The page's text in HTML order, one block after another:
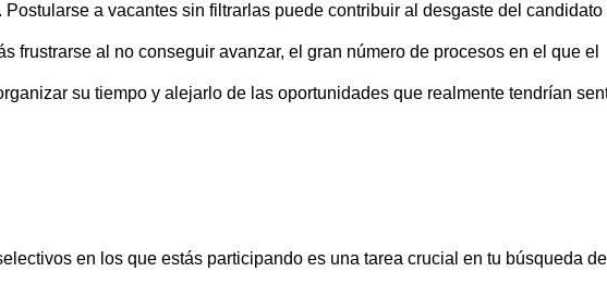
a vacantes sin filtrarlas puede contribuir al desgaste del candidato
frustrarse al no conseguir avanzar, el gran número de procesos en el que el
su tiempo y alejarlo de las oportunidades que realmente tendrían
en los que estás participando es una tarea crucial en tu búsqueda de